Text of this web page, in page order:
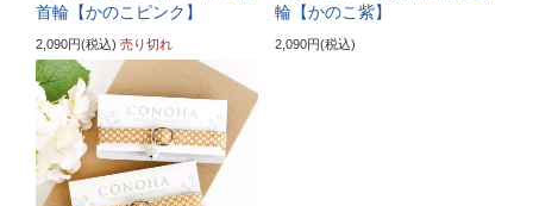
〔ぴったり測った猫ちゃんの首まわり〕
〔首輪サイズ〕
バックルで23～32cmに調節可能
首輪【かのこピンク】
2,090円(税込) 売り切れ
輪【かのこ紫】
2,090円(税込)